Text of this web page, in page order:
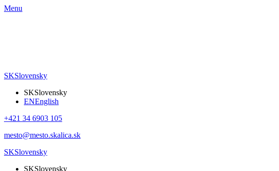
Menu
SKSlovensky
SKSlovensky
ENEnglish
+421 34 6903 105
mesto@mesto.skalica.sk
SKSlovensky
SKSlovensky